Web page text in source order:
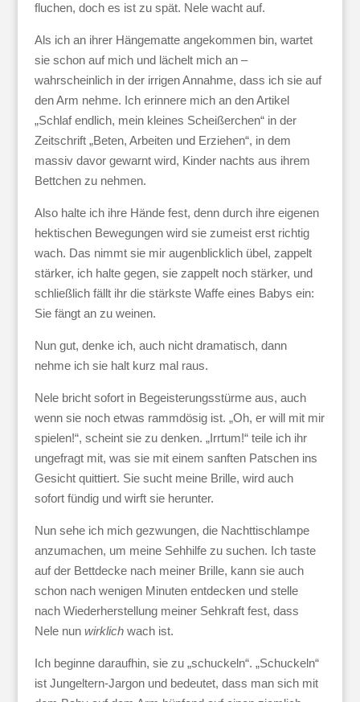
fluchen, doch es ist zu spät. Nele wacht auf.
Als ich an ihrer Hängematte angekommen bin, wartet
sie schon auf mich und lächelt mich an –
wahrscheinlich in der irrigen Annahme, dass ich sie auf
den Arm nehme. Ich erinnere mich an den Artikel
„Schlaf endlich, mein kleines Scheißerchen“ in der
Zeitschrift „Beten, Arbeiten und Erziehen“, in dem
massiv davor gewarnt wird, Kinder nachts aus ihrem
Bettchen zu nehmen.
Also halte ich ihre Hände fest, denn durch ihre eigenen
hektischen Bewegungen wird sie zumeist erst richtig
wach. Das nimmt sie mir augenblicklich übel, zappelt
stärker, ich halte gegen, sie zappelt noch stärker, und
schließlich fällt ihr die stärkste Waffe eines Babys ein:
Sie fängt an zu weinen.
Nun gut, denke ich, auch nicht dramatisch, dann
nehme ich sie halt kurz mal raus.
Nele bricht sofort in Begeisterungsstürme aus, auch
wenn sie noch etwas rammdösig ist. „Oh, er will mit mir
spielen!“, scheint sie zu denken. „Irrtum!“ teile ich ihr
ungefragt mit, was sie mit einem sanften Patschen ins
Gesicht quittiert. Sie sucht meine Brille, wird auch
sofort fündig und wirft sie herunter.
Nun sehe ich mich gezwungen, die Nachttischlampe
anzumachen, um meine Sehhilfe zu suchen. Ich taste
auf der Bettdecke nach meiner Brille, kann sie auch
schon nach wenigen Minuten entdecken und stelle
nach Wiederherstellung meiner Sehkraft fest, dass
Nele nun wirklichwach ist.
Ich beginne daraufhin, sie zu „schuckeln“. „Schuckeln“
ist Jungeltern-Jargon und bedeutet, dass man sich mit